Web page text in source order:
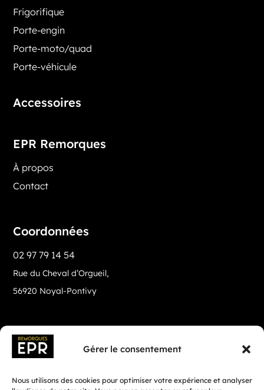
Gérer le consentement
Nous utilisons des cookies pour optimiser votre expérience et analyser
Frigorifique
Porte-engin
Porte-moto/quad
Porte-véhicule
Accessoires
EPR Remorques
À propos
Contact
Coordonnées
02 97 79 14 54
Rue du Cheval d’Orgueil,
56920 Noyal-Pontivy